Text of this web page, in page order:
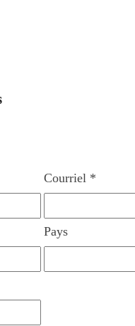
Courriel *
Pays